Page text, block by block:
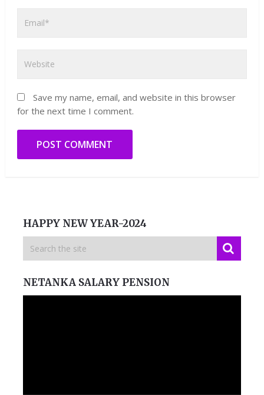
Save my name, email, and website in this browser
for the next time I comment.
HAPPY NEW YEAR-2024
NETANKA SALARY PENSION